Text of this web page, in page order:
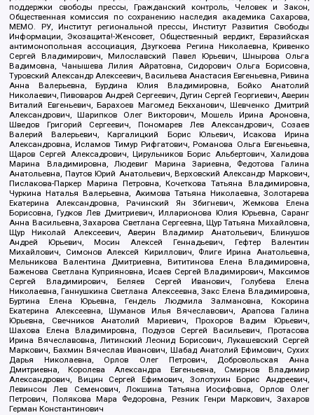
поддержки свободы прессы, Гражданский контроль, Человек и Закон,
Общественная комиссия по сохранению наследия академика Сахарова,
МЕМО. РУ, Институт региональной прессы, Институт Развития Свободы
Информации, Экозащита!-Женсовет, Общественный вердикт, Евразийская
антимонопольная ассоциация, Дзугкоева Регина Николаевна, Кривенко
Сергей Владимирович, Милославский Павел Юрьевич, Шнырова Ольга
Вадимовна, Чанышева Лилия Айратовна, Сидорович Ольга Борисовна,
Туровский Александр Алексеевич, Васильева Анастасия Евгеньевна, Ривина
Анна Валерьевна, Бурдина Юлия Владимировна, Бойко Анатолий
Николаевич, Пивоваров Андрей Сергеевич, Дугин Сергей Георгиевич, Аверин
Виталий Евгеньевич, Барахоев Магомед Бекханович, Шевченко Дмитрий
Александрович, Шарипков Олег Викторович, Мошель Ирина Ароновна,
Шведов Григорий Сергеевич, Пономарев Лев Александрович, Созаев
Валерий Валерьевич, Каргалицкий Борис Юльевич, Исакова Ирина
Александровна, Исламов Тимур Рифгатович, Романова Ольга Евгеньевна,
Щаров Сергей Алексадрович, Цирульников Борис Альбертович, Халидова
Марина Владимировна, Людевиг Марина Зариевна, Федотова Галина
Анатольевна, Паутов Юрий Анатольевич, Верховский Александр Маркович,
Пислакова-Паркер Марина Петровна, Кочеткова Татьяна Владимировна,
Чуркина Наталья Валерьевна, Акимова Татьяна Николаевна, Золотарева
Екатерина Александровна, Рачинский Ян Збигневич, Жемкова Елена
Борисовна, Гудков Лев Дмитриевич, Илларионова Юлия Юрьевна, Саранг
Анна Васильевна, Захарова Светлана Сергеевна, Щур Татьяна Михайловна,
Щур Николай Алексеевич, Аверин Владимир Анатольевич, Блинушов
Андрей Юрьевич, Мосин Алексей Геннадьевич, Гефтер Валентин
Михайлович, Симонов Алексей Кириллович, Флиге Ирина Анатольевна,
Мельникова Валентина Дмитриевна, Вититинова Елена Владимировна,
Баженова Светлана Куприяновна, Исаев Сергей Владимирович, Максимов
Сергей Владимирович, Беляев Сергей Иванович, Голубева Елена
Николаевна, Ганнушкина Светлана Алексеевна, Закс Елена Владимировна,
Буртина Елена Юрьевна, Гендель Людмила Залмановна, Кокорина
Екатерина Алексеевна, Шуманов Илья Вячеславович, Арапова Галина
Юрьевна, Свечников Анатолий Мариевич, Прохоров Вадим Юрьевич,
Шахова Елена Владимировна, Подузов Сергей Васильевич, Протасова
Ирина Вячеславовна, Литинский Леонид Борисович, Лукашевский Сергей
Маркович, Бахмин Вячеслав Иванович, Шабад Анатолий Ефимович, Сухих
Дарья Николаевна, Орлов Олег Петрович, Добровольская Анна
Дмитриевна, Королева Александра Евгеньевна, Смирнов Владимир
Александрович, Вицин Сергей Ефимович, Золотухин Борис Андреевич,
Левинсон Лев Семенович, Локшина Татьяна Иосифовна, Орлов Олег
Петрович, Полякова Мара Федоровна, Резник Генри Маркович, Захаров
Герман Константинович